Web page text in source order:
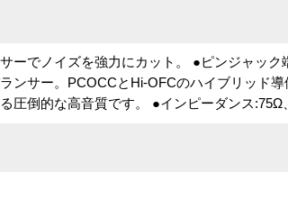
ーでノイズを強力にカット。 ●ピンジャッ
ンサー。PCOCCとHi-OFCのハイブリッド
圧倒的な高音質です。 ●インピーダンス:75Ω